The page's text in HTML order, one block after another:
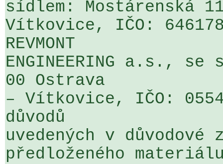
sídlem: Mostárenská
Vítkovice, IČO:
REVMONT
ENGINEERING a.s.,
00 Ostrava
– Vítkovice, IČO:
důvodů
uvedených v
předloženého